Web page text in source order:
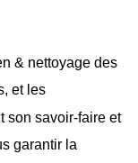
& nettoyage des
et les
son savoir-faire et
garantir la